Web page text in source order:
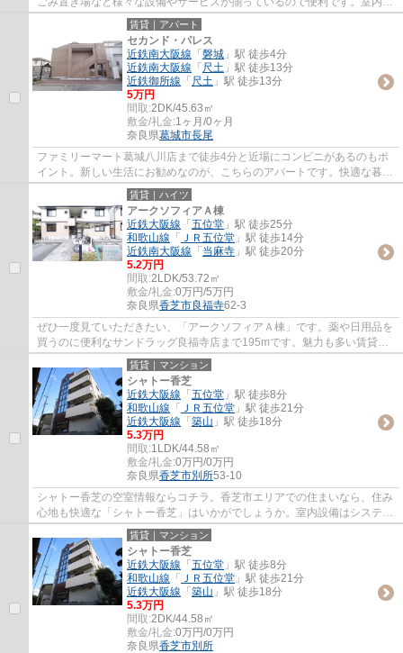
備はエアコン・対面式キッチンなど大変充実...
賃貸｜アパート
セカンド・パレス
近鉄南大阪線 「 磐城 」駅 徒歩4分
近鉄南大阪線 「 尺土 」駅 徒歩13分
近鉄御所線 「 尺土 」駅 徒歩13分
5万円
間取:2DK/45.63㎡
敷金/礼金:1ヶ月/0ヶ月
奈良県葛城市長尾
ファミリーマート葛城八川店まで徒歩4分と近場にコンビニがあるのもポ
イント。新しい生活にお勧めなのが、こちらのアパートです。快適な暮ら
しがしたいとお考えの方に、ぜひご紹介した...
賃貸｜ハイツ
アークソフィアＡ棟
近鉄大阪線 「 五位堂 」駅 徒歩25分
和歌山線 「 ＪＲ五位堂 」駅 徒歩14分
近鉄南大阪線 「 当麻寺 」駅 徒歩20分
5.2万円
間取:2LDK/53.72㎡
敷金/礼金:0万円/5万円
奈良県香芝市良福寺62-3
ぜひ一度見ていただきたい、「アークソフィアＡ棟」です。薬や日用品を
買うのに便利なサンドラッグ良福寺店まで195mです。魅力も多い賃貸物
件はいかがでしょうか。ネットの回線工事が...
賃貸｜マンション
シャトー香芝
近鉄大阪線 「 五位堂 」駅 徒歩8分
和歌山線 「 ＪＲ五位堂 」駅 徒歩21分
近鉄大阪線 「 築山 」駅 徒歩18分
5.3万円
間取:1LDK/44.58㎡
敷金/礼金:0万円/0万円
奈良県香芝市別所53-10
シャトー香芝の空室情報ならコチラ。香芝市エリアでの住まいなら、住み
心地も快適な「シャトー香芝」はいかがでしょうか。室内設備はシステム
キッチン・バストイレ別など大変充実して...
賃貸｜マンション
シャトー香芝
近鉄大阪線 「 五位堂 」駅 徒歩8分
和歌山線 「 ＪＲ五位堂 」駅 徒歩21分
近鉄大阪線 「 築山 」駅 徒歩18分
5.3万円
間取:2DK/44.58㎡
敷金/礼金:0万円/0万円
奈良県香芝市別所